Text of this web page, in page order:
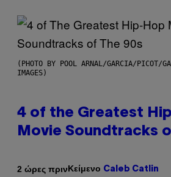
(PHOTO BY POOL ARNAL/GARCIA/PICOT/
IMAGES)
4 of the Greatest
Movie Soundtracks
2 ώρες πρινΚείμενο Caleb Catlin